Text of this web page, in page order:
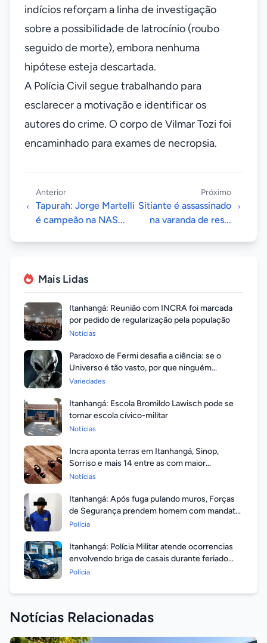
indícios reforçam a linha de investigação
sobre a possibilidade de latrocínio (roubo
seguido de morte), embora nenhuma
hipótese esteja descartada.
A Polícia Civil segue trabalhando para
esclarecer a motivação e identificar os
autores do crime. O corpo de Vilmar Tozi foi
encaminhado para exames de necropsia.
Anterior
Tapurah: Jorge Martelli
é campeão na NAS...
Próximo
Sitiante é assassinado
na varanda de res...
Mais Lidas
Itanhangá: Reunião com INCRA foi marcada
por pedido de regularização pela população
Notícias
Paradoxo de Fermi desafia a ciência: se o
Universo é tão vasto, por que ninguém
respondeu?
Variedades
Itanhangá: Escola Bromildo Lawisch pode se
tornar escola cívico-militar
Notícias
Incra aponta terras em Itanhangá, Sinop,
Sorriso e mais 14 entre as com maior
valorização
Notícias
Itanhangá: Após fuga pulando muros, Forças
de Segurança prendem homem com mandato
em aberto por homicídio
Polícia
Itanhangá: Polícia Militar atende ocorrencias
envolvendo briga de casais durante feriado
prolongado
Polícia
Notícias Relacionadas